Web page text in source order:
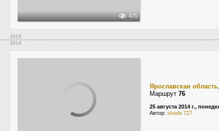
475
2015
2014
Ярославская область
Маршрут 76
25 августа 2014 г.,
Автор: skoda 727